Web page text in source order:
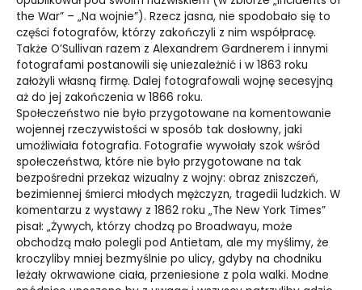
the War” – „Na wojnie”). Rzecz jasna, nie spodobało się to
części fotografów, którzy zakończyli z nim współpracę.
Także O’Sullivan razem z Alexandrem Gardnerem i innymi
fotografami postanowili się uniezależnić i w 1863 roku
założyli własną firmę. Dalej fotografowali wojnę secesyjną
aż do jej zakończenia w 1866 roku.
Społeczeństwo nie było przygotowane na komentowanie
wojennej rzeczywistości w sposób tak dosłowny, jaki
umożliwiała fotografia. Fotografie wywołały szok wśród
społeczeństwa, które nie było przygotowane na tak
bezpośredni przekaz wizualny z wojny: obraz zniszczeń,
bezimiennej śmierci młodych mężczyzn, tragedii ludzkich. W
komentarzu z wystawy z 1862 roku „The New York Times”
pisał: „Żywych, którzy chodzą po Broadwayu, może
obchodzą mało polegli pod Antietam, ale my myślimy, że
kroczyliby mniej bezmyślnie po ulicy, gdyby na chodniku
leżały okrwawione ciała, przeniesione z pola walki. Modne